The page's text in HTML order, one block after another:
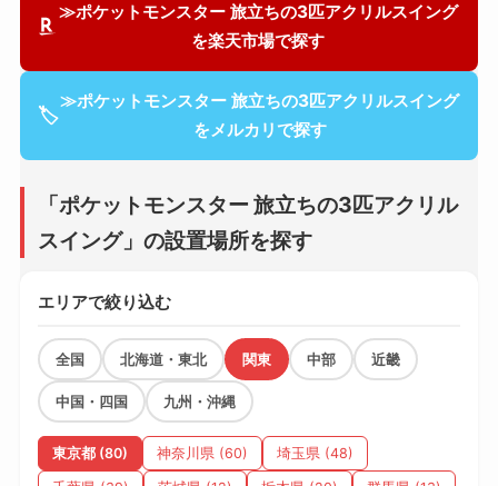
≫ポケットモンスター 旅立ちの3匹アクリルスイング
を楽天市場で探す
🏷
≫ポケットモンスター 旅立ちの3匹アクリルスイング
をメルカリで探す
「ポケットモンスター 旅立ちの3匹アクリル
スイング」の設置場所を探す
エリアで絞り込む
全国 北海道・東北 関東 中部 近畿
中国・四国 九州・沖縄
東京都 (80) 神奈川県 (60) 埼玉県 (48)